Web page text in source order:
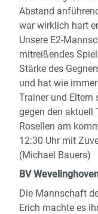
Abstand
war wirklich hart
Unsere E2-
mitreißendes
Stärke des
und hat wie
Trainer und Eltern
gegen den aktuell
Rosellen am
12:30 Uhr mit
(Michael Bauers)
BV
Die Mannschaft
Erich machte es